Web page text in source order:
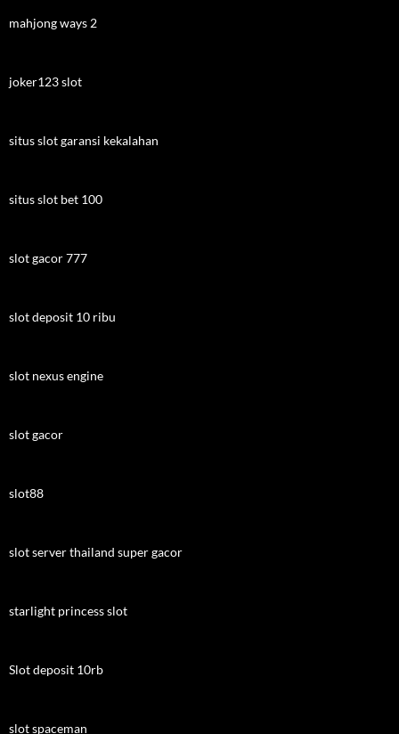
mahjong ways 2
joker123 slot
situs slot garansi kekalahan
situs slot bet 100
slot gacor 777
slot deposit 10 ribu
slot nexus engine
slot gacor
slot88
slot server thailand super gacor
starlight princess slot
Slot deposit 10rb
slot spaceman